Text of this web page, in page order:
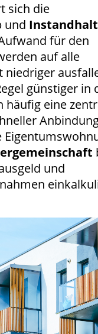
sich die
und
für den
auf alle
niedriger
günstiger in
häufig eine
und